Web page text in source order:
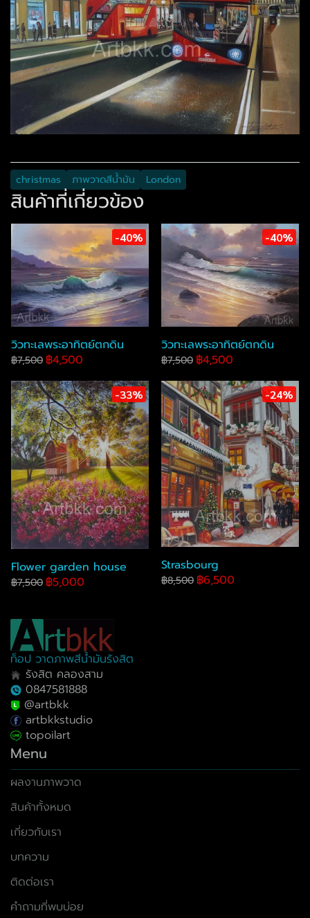
christmas ภาพวาดสีน้ำมัน London
สินค้าที่เกี่ยวข้อง
-40%
วิวทะเลพระอาทิตย์ตกดิน
฿7,500 ฿4,500
-40%
วิวทะเลพระอาทิตย์ตกดิน
฿7,500 ฿4,500
-33%
Flower garden house
฿7,500 ฿5,000
-24%
Strasbourg
฿8,500 ฿6,500
ท็อป วาดภาพสีน้ำมันรังสิต
รังสิต คลองสาม
0847581888
@artbkk
artbkkstudio
topoilart
Menu
ผลงานภาพวาด
สินค้าทั้งหมด
เกี่ยวกับเรา
บทความ
ติดต่อเรา
คำถามที่พบบ่อย